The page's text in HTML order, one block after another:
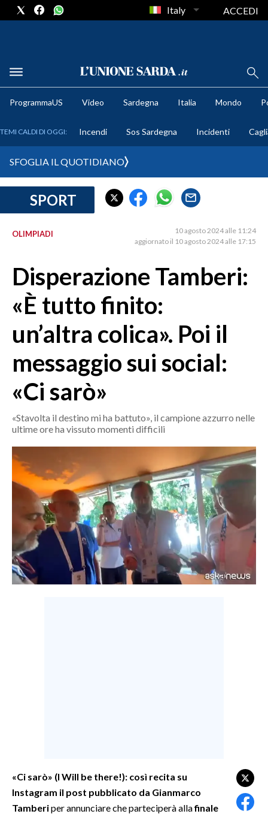
METEO
CRONACA SARDEGNA
PROVINCIA DI CAGLIARI
MEDIO CAMPIDANO
ORISTANO E PROVINCIA
SASSARI E PROVINCIA
GALLURA
NUORO E PROVINCIA
OGLIASTRA
AGENDA
ITALIA
MONDO
POLITICA
ECONOMIA
SERVIZI ALLE IMPRESE
LAVORO
BANDI
ALTRI SPORT
Italy ACCEDI
ProgrammaUS Video Sardegna Italia Mondo
TEMI CALDI DI OGGI: Incendi Sos Sardegna Incidenti
SFOGLIA IL QUOTIDIANO
SPORT
OLIMPIADI
10 agosto 2024 alle 11:24
aggiornato il 10 agosto 2024 alle 17:15
Disperazione Tamberi:
«È tutto finito:
un’altra colica». Poi il
messaggio sui social:
«Ci sarò»
«Stavolta il destino mi ha battuto», il campione azzurro nelle
ultime ore ha vissuto momenti difficili
«Ci sarò» (I Will be there!): così recita su
Instagram il post pubblicato da Gianmarco
Tamberiper annunciare che parteciperà allafinale